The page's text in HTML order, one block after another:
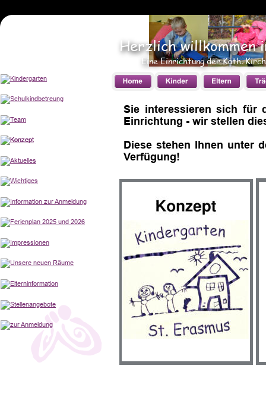
Sie interessieren sich für
Einrichtung - wir stellen
Diese stehen Ihnen unter
Verfügung!
Herzlich willkommen
Eine Einrichtung der Kath.